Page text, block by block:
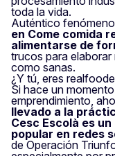
toda la vida.
Auténtico
en Come comida
alimentarse de
trucos para
como sanas.
¿Y tú, eres
Si hace un
emprendimiento,
llevado a la
Cesc Escolà es
popular en redes
de Operación